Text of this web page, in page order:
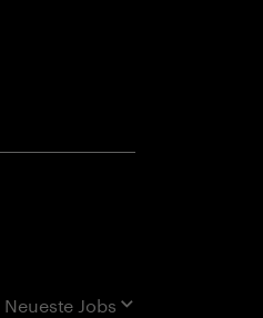
Neueste Jobs